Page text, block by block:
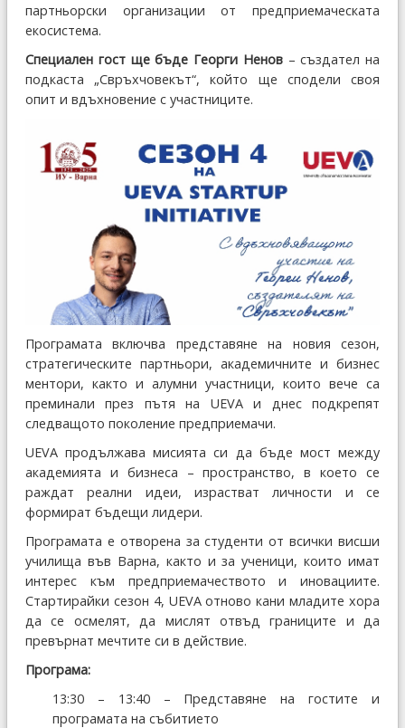
партньорски организации от предприемаческата
екосистема.
Специален гост ще бъде Георги Ненов– създател на
подкаста „Свръхчовекът“, който ще сподели своя
опит и вдъхновение с участниците.
Програмата включва представяне на новия сезон,
стратегическите партньори, академичните и бизнес
ментори, както и алумни участници, които вече са
преминали през пътя на UEVA и днес подкрепят
следващото поколение предприемачи.
UEVA продължава мисията си да бъде мост между
академията и бизнеса – пространство, в което се
раждат реални идеи, израстват личности и се
формират бъдещи лидери.
Програмата е отворена за студенти от всички висши
училища във Варна, както и за ученици, които имат
интерес към предприемачеството и иновациите.
Стартирайки сезон 4, UEVA отново кани младите хора
да се осмелят, да мислят отвъд границите и да
превърнат мечтите си в действие.
Програма:
13:30 – 13:40 – Представяне на гостите и
програмата на събитието